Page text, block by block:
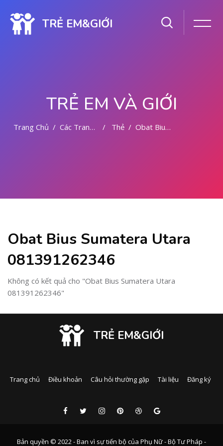
TRẺ EM&GIỚI
TRẺ EM VÀ GIỚI
Trang Chủ Các Trang Của Hệ Thống Thẻ Obat Bius Sumatera Utara 081391262346
Obat Bius Sumatera Utara
081391262346
Không có kết quả cho "Obat Bius Sumatera Utara
081391262346"
TRẺ EM&GIỚI
Trang chủ Điều khoản Câu hỏi thường gặp Tài liệu Đăng ký
Bản quyền © 2022 - Ban vì sự tiến bộ của Phụ Nữ - Bộ Tư Pháp -